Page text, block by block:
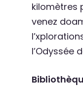
kilomètres
venez
l’Odyssée